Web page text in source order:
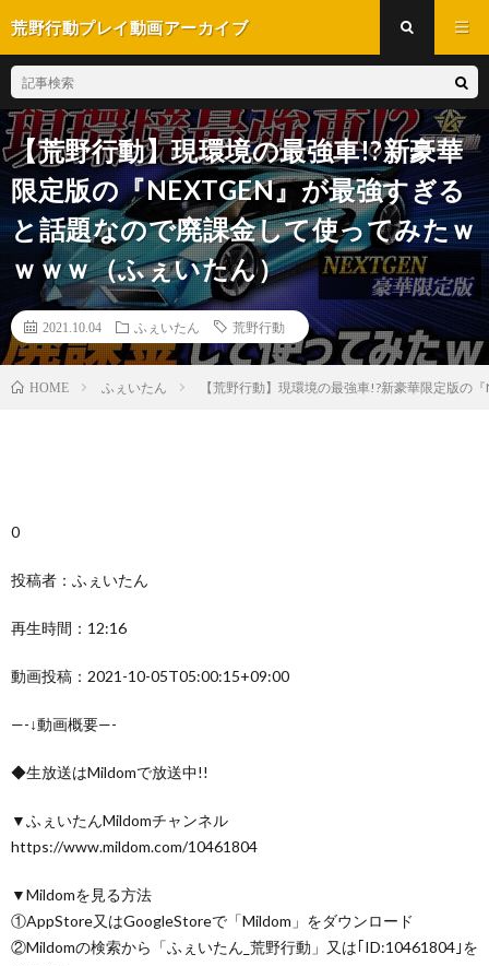
荒野行動プレイ動画アーカイブ
【荒野行動】現環境の最強車!?新豪華
限定版の『NEXTGEN』が最強すぎる
と話題なので廃課金して使ってみたｗ
ｗｗｗ（ふぇいたん）
2021.10.04 ふぇいたん 荒野行動
HOME ふぇいたん 【荒野行動】現環境の最強車!?新豪華限定版の
0
投稿者：ふぇいたん
再生時間：12:16
動画投稿：2021-10-05T05:00:15+09:00
—-↓動画概要—-
◆生放送はMildomで放送中!!
▼ふぇいたんMildomチャンネル
https://www.mildom.com/10461804
▼Mildomを見る方法
①AppStore又はGoogleStoreで「Mildom」をダウンロード
②Mildomの検索から「ふぇいたん_荒野行動」又は｢ID:10461804｣を